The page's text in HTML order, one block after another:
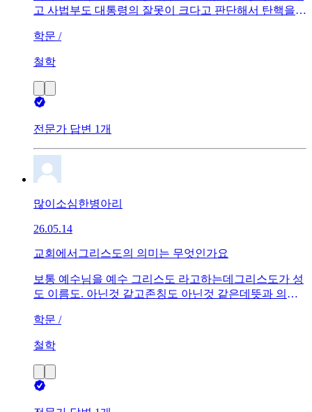
고 사법부도 대통령의 잘못이 크다고 판단해서 탄핵을인
동혁은 이런 모든 종합적인 판단에 대해서 무시하고 국
말로 궁금합니다.장동혁의 뇌구조를 아시는 분은 설명
부탁드립니다.
학문 /
철학
전문가 답변 1개
많이소심한병아리
26.05.14
교회에서그리스도의 의미는 무엇인가요
보통 예수님을 예수 그리스도 라고하는데그리스도가 성
도 이름도. 아닌것 같고존칭도 아닌것 같은데뜻과 의미
학문 /
철학